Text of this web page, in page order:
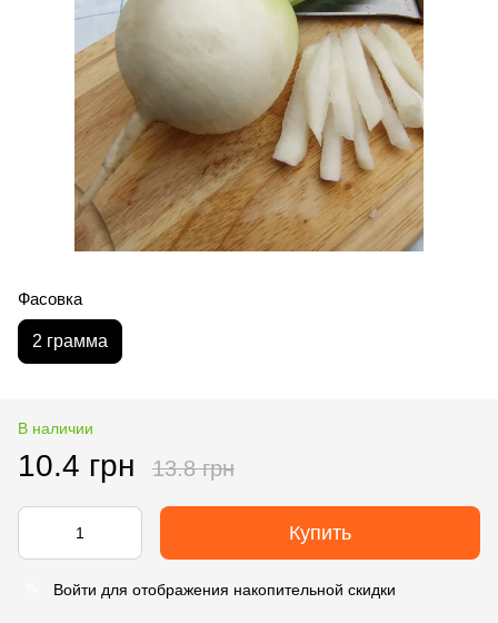
Фасовка
2 грамма
В наличии
10.4 грн 13.8 грн
Купить
Войти для отображения накопительной скидки